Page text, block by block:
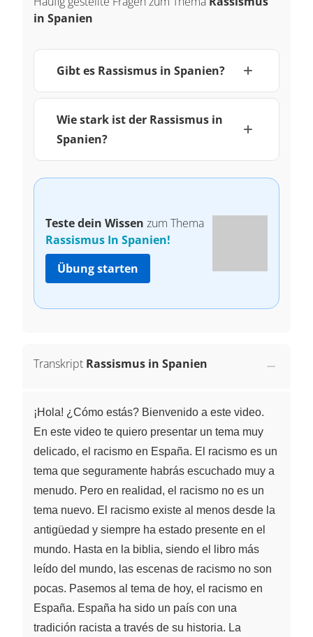
in Spanien
Gibt es Rassismus in Spanien?
Wie stark ist der Rassismus in
Spanien?
Teste dein Wissen zum Thema
Rassismus In Spanien!
Übung starten
Transkript Rassismus in Spanien
¡Hola! ¿Cómo estás? Bienvenido a este video.
En este video te quiero presentar un tema muy
delicado, el racismo en España. El racismo es un
tema que seguramente habrás escuchado muy a
menudo. Pero en realidad, el racismo no es un
tema nuevo. El racismo existe al menos desde la
antigüedad y siempre ha estado presente en el
mundo. Hasta en la biblia, siendo el libro más
leído del mundo, las escenas de racismo no son
pocas. Pasemos al tema de hoy, el racismo en
España. España ha sido un país con una
tradición racista a través de su historia. La